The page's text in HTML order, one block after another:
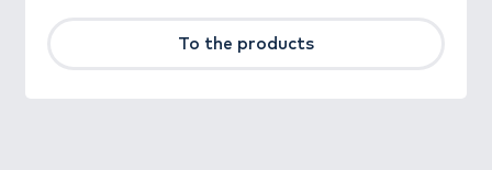
To the products